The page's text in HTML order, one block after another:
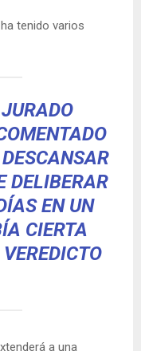
tenido varios
DELIBERAR
EN UN
CIERTA
a una